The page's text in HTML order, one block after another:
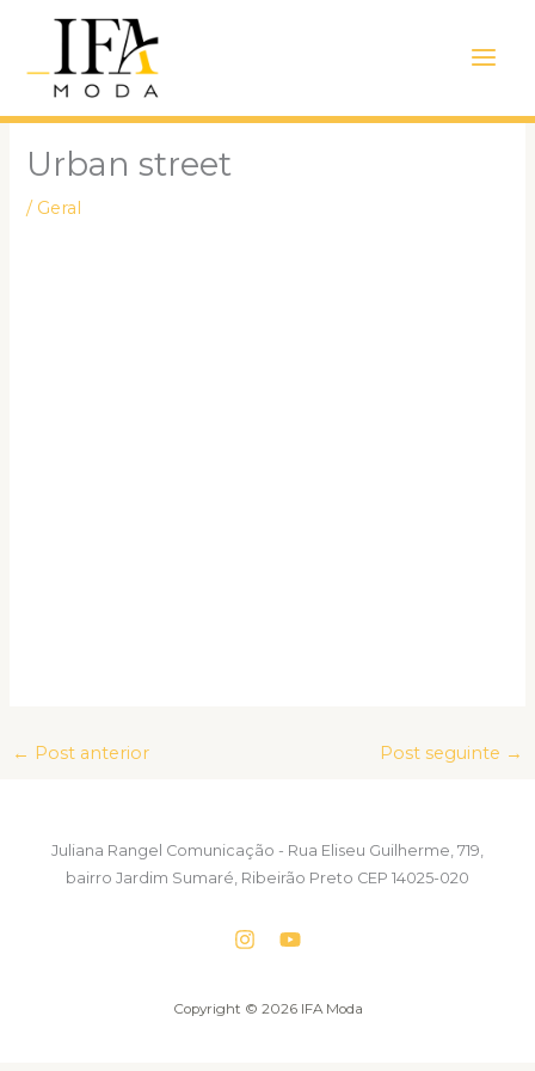
conteúdo
Menu
Urban street
/ Geral
← Post anterior Post seguinte →
Juliana Rangel Comunicação - Rua Eliseu Guilherme, 719,
bairro Jardim Sumaré, Ribeirão Preto CEP 14025-020
Copyright © 2026 IFA Moda